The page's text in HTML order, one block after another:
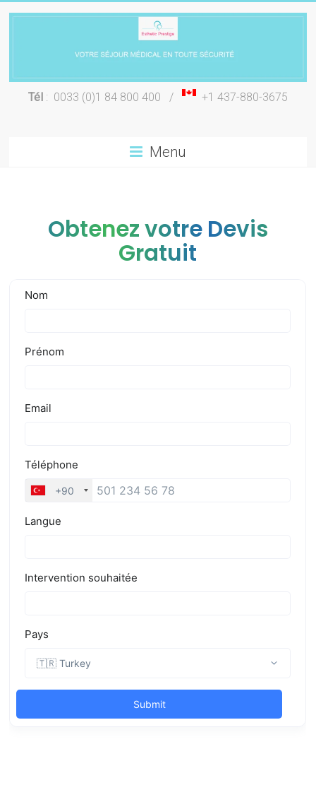
Chirurgie
Tél: 0033 (0)1 84 800 400 / +1 437-880-3675
Menu
Obtenez votre Devis
Gratuit